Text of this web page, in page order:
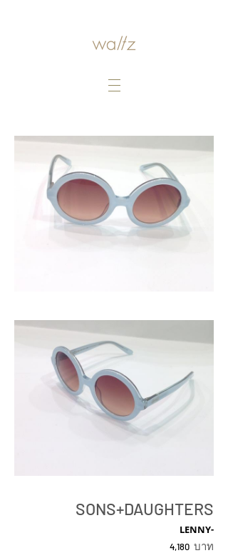
SONS+DAUGHTERS
LENNY-
4,180 บาท